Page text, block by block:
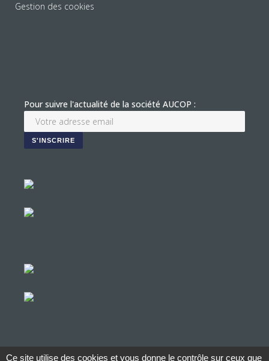
Gestion des cookies
Pour suivre l'actualité de la société AUCOP :
Ce site utilise des cookies et vous donne le contrôle sur ceux que